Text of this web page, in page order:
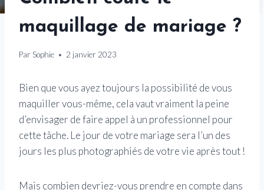
maquillage de mariage ?
Par Sophie 2 janvier 2023
Bien que vous ayez toujours la possibilité de vous
maquiller vous-même, cela vaut vraiment la peine
d’envisager de faire appel à un professionnel pour
cette tâche. Le jour de votre mariage sera l’un des
jours les plus photographiés de votre vie après tout !
Mais combien devriez-vous prendre en compte dans